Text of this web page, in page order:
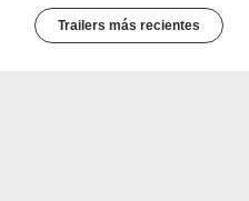
Trailers más recientes